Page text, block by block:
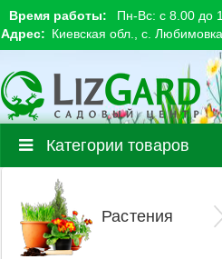
Время работы:
Пн-Вс: с 8.00 до
Адрес: Киевская обл., с.
Категории товаров
Растения